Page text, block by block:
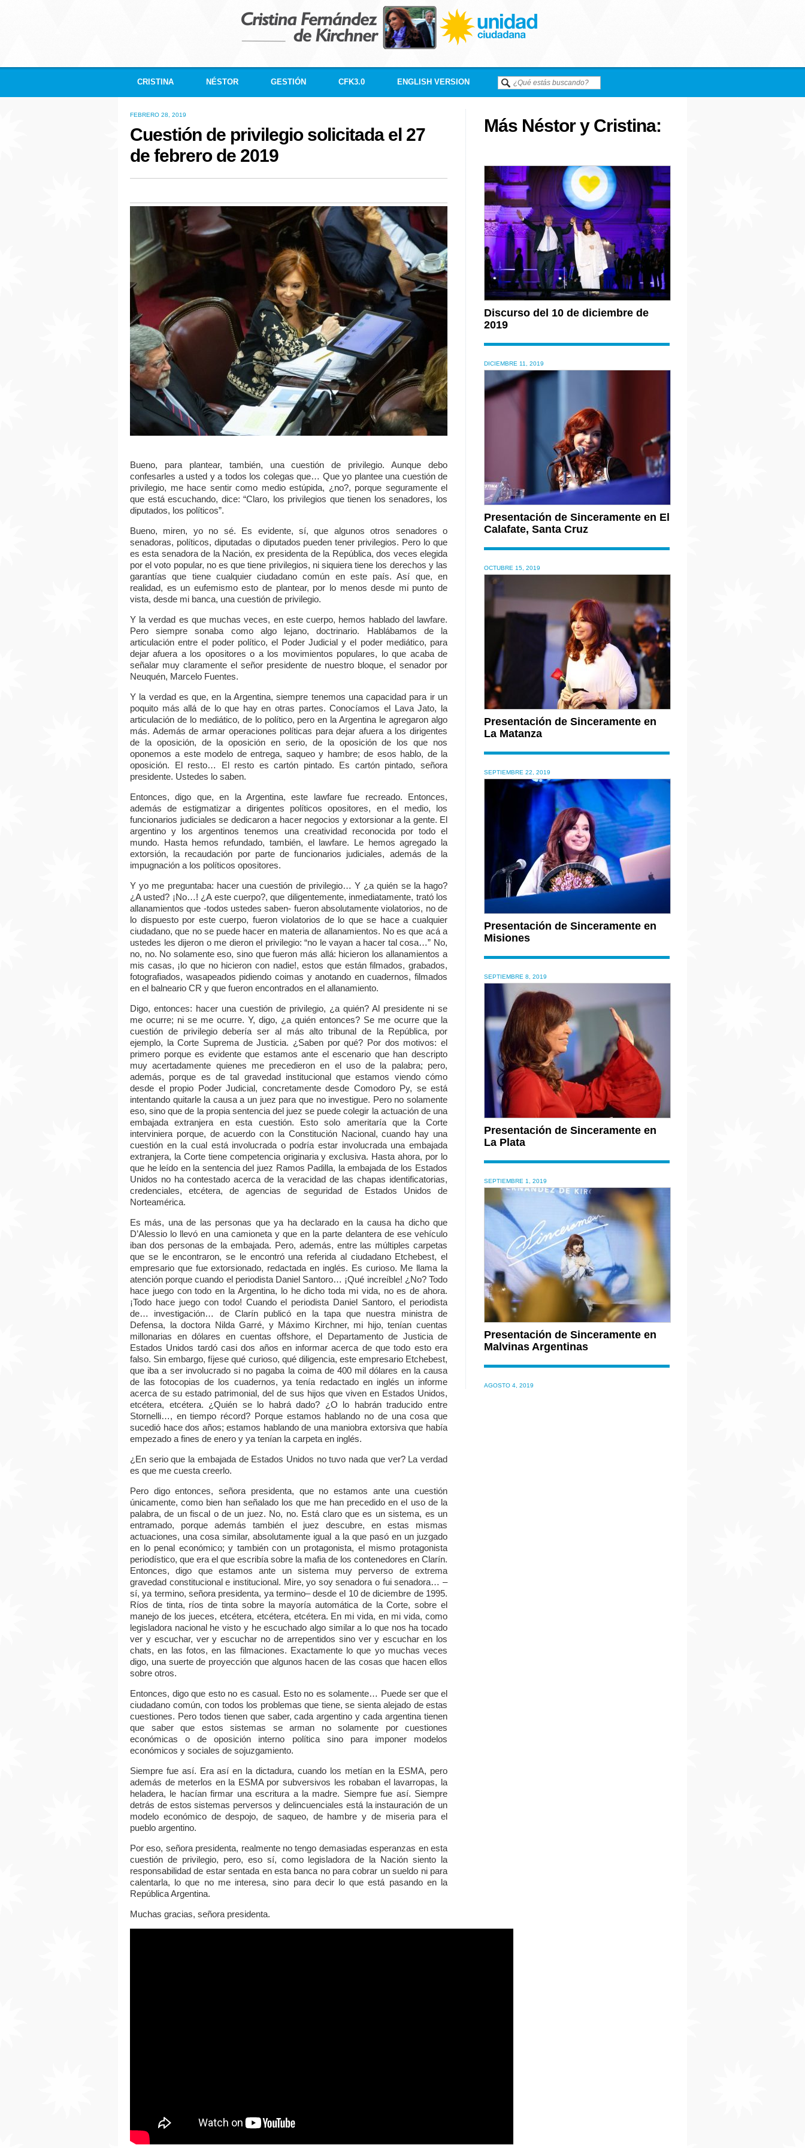
CRISTINA NÉSTOR GESTIÓN CFK3.0 ENGLISH VERSION
FEBRERO 28, 2019
Cuestión de privilegio solicitada el 27
de febrero de 2019
Bueno, para plantear, también, una cuestión de privilegio. Aunque debo
confesarles a usted y a todos los colegas que… Que yo plantee una cuestión de
privilegio, me hace sentir como medio estúpida, ¿no?, porque seguramente el
que está escuchando, dice: “Claro, los privilegios que tienen los senadores, los
diputados, los políticos”.
Bueno, miren, yo no sé. Es evidente, sí, que algunos otros senadores o
senadoras, políticos, diputadas o diputados pueden tener privilegios. Pero lo que
es esta senadora de la Nación, ex presidenta de la República, dos veces elegida
por el voto popular, no es que tiene privilegios, ni siquiera tiene los derechos y las
garantías que tiene cualquier ciudadano común en este país. Así que, en
realidad, es un eufemismo esto de plantear, por lo menos desde mi punto de
vista, desde mi banca, una cuestión de privilegio.
Y la verdad es que muchas veces, en este cuerpo, hemos hablado del lawfare.
Pero siempre sonaba como algo lejano, doctrinario. Hablábamos de la
articulación entre el poder político, el Poder Judicial y el poder mediático, para
dejar afuera a los opositores o a los movimientos populares, lo que acaba de
señalar muy claramente el señor presidente de nuestro bloque, el senador por
Neuquén, Marcelo Fuentes.
Y la verdad es que, en la Argentina, siempre tenemos una capacidad para ir un
poquito más allá de lo que hay en otras partes. Conocíamos el Lava Jato, la
articulación de lo mediático, de lo político, pero en la Argentina le agregaron algo
más. Además de armar operaciones políticas para dejar afuera a los dirigentes
de la oposición, de la oposición en serio, de la oposición de los que nos
oponemos a este modelo de entrega, saqueo y hambre; de esos hablo, de la
oposición. El resto… El resto es cartón pintado. Es cartón pintado, señora
presidente. Ustedes lo saben.
Entonces, digo que, en la Argentina, este lawfare fue recreado. Entonces,
además de estigmatizar a dirigentes políticos opositores, en el medio, los
funcionarios judiciales se dedicaron a hacer negocios y extorsionar a la gente. El
argentino y los argentinos tenemos una creatividad reconocida por todo el
mundo. Hasta hemos refundado, también, el lawfare. Le hemos agregado la
extorsión, la recaudación por parte de funcionarios judiciales, además de la
impugnación a los políticos opositores.
Y yo me preguntaba: hacer una cuestión de privilegio… Y ¿a quién se la hago?
¿A usted? ¡No…! ¿A este cuerpo?, que diligentemente, inmediatamente, trató los
allanamientos que -todos ustedes saben- fueron absolutamente violatorios, no de
lo dispuesto por este cuerpo, fueron violatorios de lo que se hace a cualquier
ciudadano, que no se puede hacer en materia de allanamientos. No es que acá a
ustedes les dijeron o me dieron el privilegio: “no le vayan a hacer tal cosa…” No,
no, no. No solamente eso, sino que fueron más allá: hicieron los allanamientos a
mis casas, ¡lo que no hicieron con nadie!, estos que están filmados, grabados,
fotografiados, wasapeados pidiendo coimas y anotando en cuadernos, filmados
en el balneario CR y que fueron encontrados en el allanamiento.
Digo, entonces: hacer una cuestión de privilegio, ¿a quién? Al presidente ni se
me ocurre; ni se me ocurre. Y, digo, ¿a quién entonces? Se me ocurre que la
cuestión de privilegio debería ser al más alto tribunal de la República, por
ejemplo, la Corte Suprema de Justicia. ¿Saben por qué? Por dos motivos: el
primero porque es evidente que estamos ante el escenario que han descripto
muy acertadamente quienes me precedieron en el uso de la palabra; pero,
además, porque es de tal gravedad institucional que estamos viendo cómo
desde el propio Poder Judicial, concretamente desde Comodoro Py, se está
intentando quitarle la causa a un juez para que no investigue. Pero no solamente
eso, sino que de la propia sentencia del juez se puede colegir la actuación de una
embajada extranjera en esta cuestión. Esto solo ameritaría que la Corte
interviniera porque, de acuerdo con la Constitución Nacional, cuando hay una
cuestión en la cual está involucrada o podría estar involucrada una embajada
extranjera, la Corte tiene competencia originaria y exclusiva. Hasta ahora, por lo
que he leído en la sentencia del juez Ramos Padilla, la embajada de los Estados
Unidos no ha contestado acerca de la veracidad de las chapas identificatorias,
credenciales, etcétera, de agencias de seguridad de Estados Unidos de
Norteamérica.
Es más, una de las personas que ya ha declarado en la causa ha dicho que
D’Alessio lo llevó en una camioneta y que en la parte delantera de ese vehículo
iban dos personas de la embajada. Pero, además, entre las múltiples carpetas
que se le encontraron, se le encontró una referida al ciudadano Etchebest, el
empresario que fue extorsionado, redactada en inglés. Es curioso. Me llama la
atención porque cuando el periodista Daniel Santoro… ¡Qué increíble! ¿No? Todo
hace juego con todo en la Argentina, lo he dicho toda mi vida, no es de ahora.
¡Todo hace juego con todo! Cuando el periodista Daniel Santoro, el periodista
de… investigación… de Clarín publicó en la tapa que nuestra ministra de
Defensa, la doctora Nilda Garré, y Máximo Kirchner, mi hijo, tenían cuentas
millonarias en dólares en cuentas offshore, el Departamento de Justicia de
Estados Unidos tardó casi dos años en informar acerca de que todo esto era
falso. Sin embargo, fíjese qué curioso, qué diligencia, este empresario Etchebest,
que iba a ser involucrado si no pagaba la coima de 400 mil dólares en la causa
de las fotocopias de los cuadernos, ya tenía redactado en inglés un informe
acerca de su estado patrimonial, del de sus hijos que viven en Estados Unidos,
etcétera, etcétera. ¿Quién se lo habrá dado? ¿O lo habrán traducido entre
Stornelli…, en tiempo récord? Porque estamos hablando no de una cosa que
sucedió hace dos años; estamos hablando de una maniobra extorsiva que había
empezado a fines de enero y ya tenían la carpeta en inglés.
¿En serio que la embajada de Estados Unidos no tuvo nada que ver? La verdad
es que me cuesta creerlo.
Pero digo entonces, señora presidenta, que no estamos ante una cuestión
únicamente, como bien han señalado los que me han precedido en el uso de la
palabra, de un fiscal o de un juez. No, no. Está claro que es un sistema, es un
entramado, porque además también el juez descubre, en estas mismas
actuaciones, una cosa similar, absolutamente igual a la que pasó en un juzgado
en lo penal económico; y también con un protagonista, el mismo protagonista
periodístico, que era el que escribía sobre la mafia de los contenedores en Clarín.
Entonces, digo que estamos ante un sistema muy perverso de extrema
gravedad constitucional e institucional. Mire, yo soy senadora o fui senadora… –
sí, ya termino, señora presidenta, ya termino– desde el 10 de diciembre de 1995.
Ríos de tinta, ríos de tinta sobre la mayoría automática de la Corte, sobre el
manejo de los jueces, etcétera, etcétera, etcétera. En mi vida, en mi vida, como
legisladora nacional he visto y he escuchado algo similar a lo que nos ha tocado
ver y escuchar, ver y escuchar no de arrepentidos sino ver y escuchar en los
chats, en las fotos, en las filmaciones. Exactamente lo que yo muchas veces
digo, una suerte de proyección que algunos hacen de las cosas que hacen ellos
sobre otros.
Entonces, digo que esto no es casual. Esto no es solamente… Puede ser que el
ciudadano común, con todos los problemas que tiene, se sienta alejado de estas
cuestiones. Pero todos tienen que saber, cada argentino y cada argentina tienen
que saber que estos sistemas se arman no solamente por cuestiones
económicas o de oposición interno política sino para imponer modelos
económicos y sociales de sojuzgamiento.
Siempre fue así. Era así en la dictadura, cuando los metían en la ESMA, pero
además de meterlos en la ESMA por subversivos les robaban el lavarropas, la
heladera, le hacían firmar una escritura a la madre. Siempre fue así. Siempre
detrás de estos sistemas perversos y delincuenciales está la instauración de un
modelo económico de despojo, de saqueo, de hambre y de miseria para el
pueblo argentino.
Por eso, señora presidenta, realmente no tengo demasiadas esperanzas en esta
cuestión de privilegio, pero, eso sí, como legisladora de la Nación siento la
responsabilidad de estar sentada en esta banca no para cobrar un sueldo ni para
calentarla, lo que no me interesa, sino para decir lo que está pasando en la
República Argentina.
Muchas gracias, señora presidenta.
Más Néstor y Cristina:
Discurso del 10 de diciembre de
2019
DICIEMBRE 11, 2019
Presentación de Sinceramente en El
Calafate, Santa Cruz
OCTUBRE 15, 2019
Presentación de Sinceramente en
La Matanza
SEPTIEMBRE 22, 2019
Presentación de Sinceramente en
Misiones
SEPTIEMBRE 8, 2019
Presentación de Sinceramente en
La Plata
SEPTIEMBRE 1, 2019
Presentación de Sinceramente en
Malvinas Argentinas
AGOSTO 4, 2019